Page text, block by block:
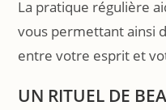
La pratique régulière
vous permettant ainsi
entre votre esprit et
UN RITUEL DE